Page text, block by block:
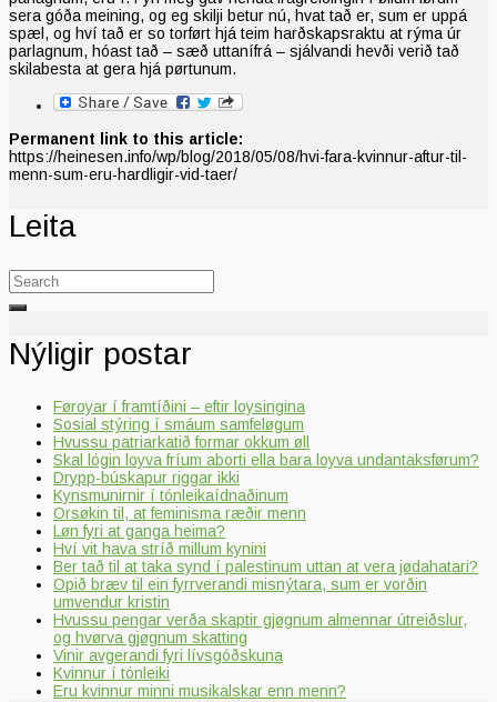
sera góða meining, og eg skilji betur nú, hvat tað er, sum er uppá
spæl, og hví tað er so torført hjá teim harðskapsraktu at rýma úr
parlagnum, hóast tað – sæð uttanífrá – sjálvandi hevði verið tað
skilabesta at gera hjá pørtunum.
Permanent link to this article:
https://heinesen.info/wp/blog/2018/05/08/hvi-fara-kvinnur-aftur-til-
menn-sum-eru-hardligir-vid-taer/
Leita
Search
for:
Nýligir postar
Føroyar í framtíðini – eftir loysingina
Sosial stýring í smáum samfeløgum
Hvussu patriarkatið formar okkum øll
Skal lógin loyva fríum aborti ella bara loyva undantaksførum?
Drypp-búskapur riggar ikki
Kynsmunirnir í tónleikaídnaðinum
Orsøkin til, at feminisma ræðir menn
Løn fyri at ganga heima?
Hví vit hava stríð millum kynini
Ber tað til at taka synd í palestinum uttan at vera jødahatari?
Opið bræv til ein fyrrverandi misnýtara, sum er vorðin
umvendur kristin
Hvussu pengar verða skaptir gjøgnum almennar útreiðslur,
og hvørva gjøgnum skatting
Vinir avgerandi fyri lívsgóðskuna
Kvinnur í tónleiki
Eru kvinnur minni musikalskar enn menn?